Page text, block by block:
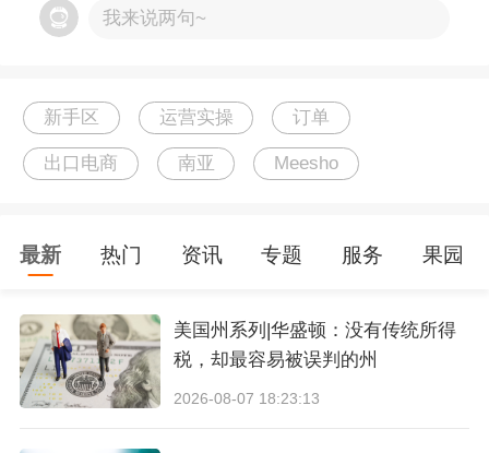
影响物流扫码
我来说两句~
新手区 运营实操 订单
出口电商 南亚 Meesho
最新 热门 资讯 专题 服务 果园
美国州系列|华盛顿：没有传统所得
税，却最容易被误判的州
2026-08-07 18:23:13